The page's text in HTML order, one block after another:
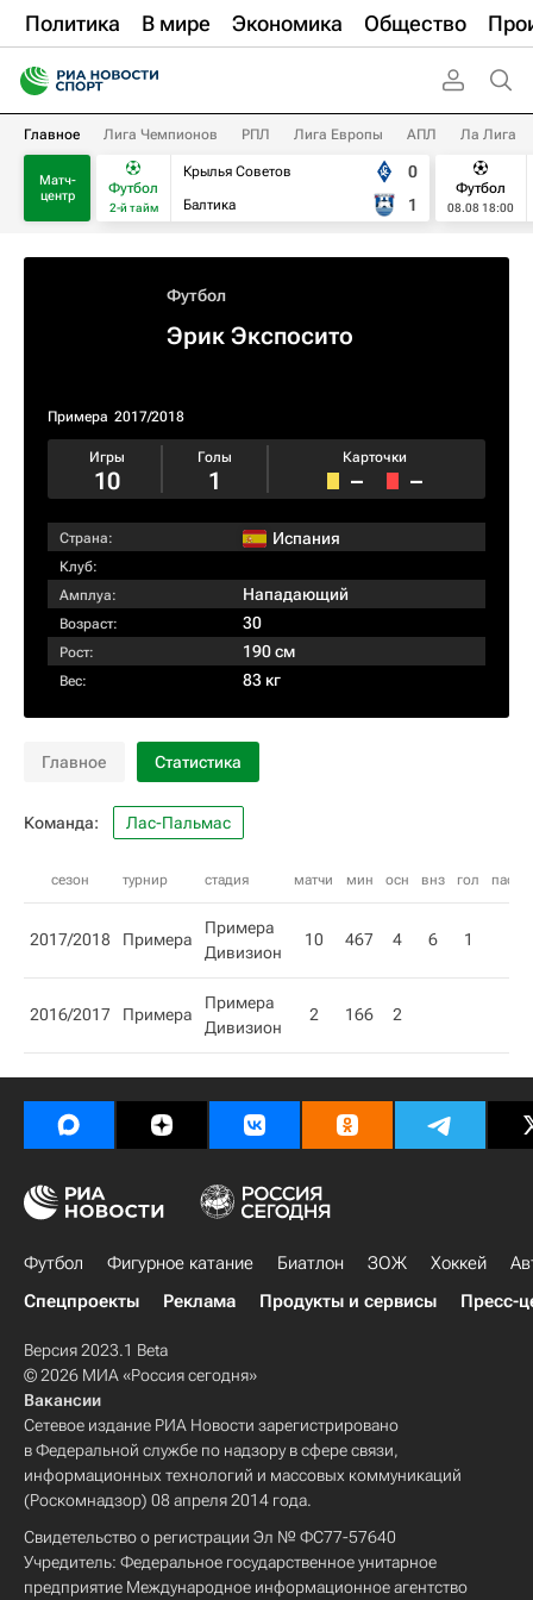
Политика В мире Экономика Общество
Главное Лига Чемпионов РПЛ Лига Европы АПЛ Ла Лига
Матч-
центр
Футбол
2-й тайм
Крылья Советов
Балтика
0
1
Футбол
08.08 18:00
Футбол
Эрик Экспосито
Примера 2017/2018
Игры
10
Голы
1
Карточки
– –
Страна: Испания
Клуб:
Амплуа:
Нападающий
Возраст: 30
Рост: 190 см
Вес: 83 кг
Главное Статистика
Команда: Лас-Пальмас
сезон турнир стадия матчи мин осн внз гол пас
2017/2018 Примера
Примера
Дивизион
10 467 4 6 1
2016/2017 Примера
Примера
Дивизион
2 166 2
Футбол Фигурное катание Биатлон ЗОЖ Хоккей
Спецпроекты
Реклама Продукты и сервисы Пресс-
Версия 2023.1 Beta
© 2026 МИА «Россия сегодня»
Вакансии
Сетевое издание РИА Новости зарегистрировано
в Федеральной службе по надзору в сфере связи,
информационных технологий и массовых коммуникаций
(Роскомнадзор) 08 апреля 2014 года.
Свидетельство о регистрации Эл № ФС77-57640
Учредитель: Федеральное государственное унитарное
предприятие Международное информационное агентство